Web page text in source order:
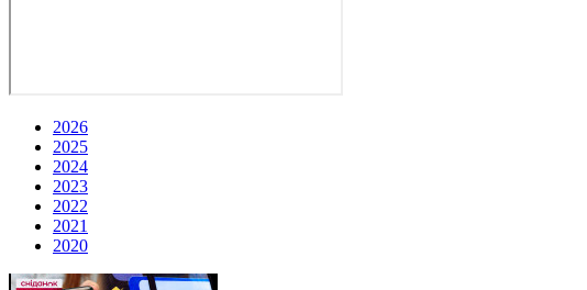
2026
2025
2024
2023
2022
2021
2020